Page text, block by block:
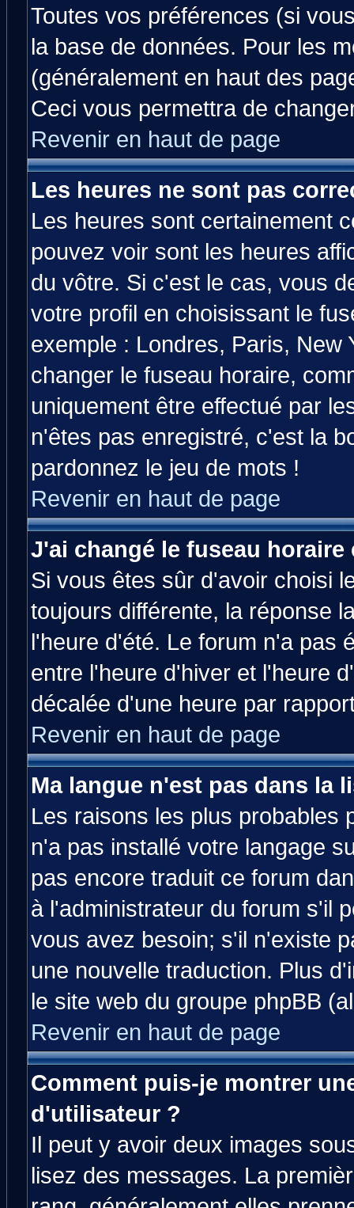
Toutes vos préférences (si
la base de données. Pour les
(généralement en haut des
Ceci vous permettra de
Revenir en haut de page
Les heures ne sont pas
Les heures sont certainement
pouvez voir sont les heures
du vôtre. Si c'est le cas, vous
votre profil en choisissant le
exemple : Londres, Paris, New
changer le fuseau horaire,
uniquement être effectué par
n'êtes pas enregistré, c'est la
pardonnez le jeu de mots !
Revenir en haut de page
J'ai changé le fuseau
Si vous êtes sûr d'avoir choisi
toujours différente, la réponse
l'heure d'été. Le forum n'a pas
entre l'heure d'hiver et l'heure
décalée d'une heure par
Revenir en haut de page
Ma langue n'est pas dans la
Les raisons les plus probables
n'a pas installé votre langage
pas encore traduit ce forum
à l'administrateur du forum s'il
vous avez besoin; s'il n'existe
une nouvelle traduction. Plus
le site web du groupe phpBB
Revenir en haut de page
Comment puis-je montrer
d'utilisateur ?
Il peut y avoir deux images
lisez des messages. La